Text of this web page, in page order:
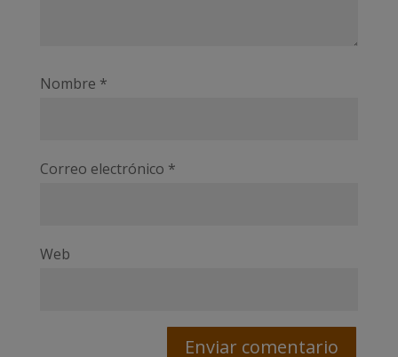
Nombre *
Correo electrónico *
Web